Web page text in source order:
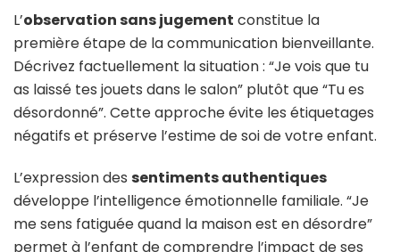
L’observation sans jugement constitue la
première étape de la communication bienveillante.
Décrivez factuellement la situation : “Je vois que tu
as laissé tes jouets dans le salon” plutôt que “Tu es
désordonné”. Cette approche évite les étiquetages
négatifs et préserve l’estime de soi de votre enfant.
L’expression des sentiments authentiques
développe l’intelligence émotionnelle familiale. “Je
me sens fatiguée quand la maison est en désordre”
permet à l’enfant de comprendre l’impact de ses